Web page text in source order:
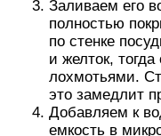
Заливаем его
полностью
по стенке
и желток,
лохмотьями.
это замедлит
Добавляем к
емкость в